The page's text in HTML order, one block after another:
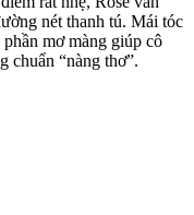
nét thanh tú. Mái tóc
mơ màng giúp cô
chuẩn “nàng thơ”.